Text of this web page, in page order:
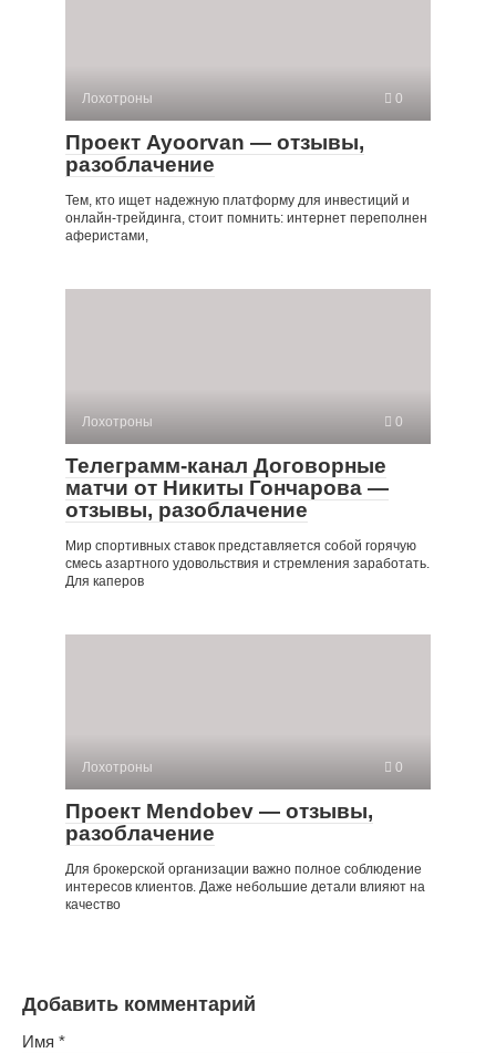
Лохотроны 0
Проект Ayoorvan — отзывы,
разоблачение
Тем, кто ищет надежную платформу для инвестиций и
онлайн-трейдинга, стоит помнить: интернет переполнен
аферистами,
Лохотроны 0
Телеграмм-канал Договорные
матчи от Никиты Гончарова —
отзывы, разоблачение
Мир спортивных ставок представляется собой горячую
смесь азартного удовольствия и стремления заработать.
Для каперов
Лохотроны 0
Проект Mendobev — отзывы,
разоблачение
Для брокерской организации важно полное соблюдение
интересов клиентов. Даже небольшие детали влияют на
качество
Добавить комментарий
Имя *